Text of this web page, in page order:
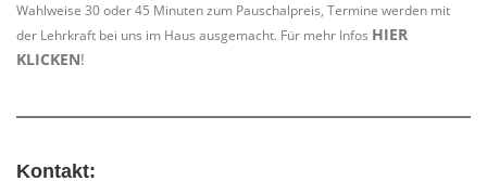
Wahlweise 30 oder 45 Minuten zum Pauschalpreis, Termine werden mit
der Lehrkraft bei uns im Haus ausgemacht. Für mehr Infos HIER
KLICKEN!
Kontakt: